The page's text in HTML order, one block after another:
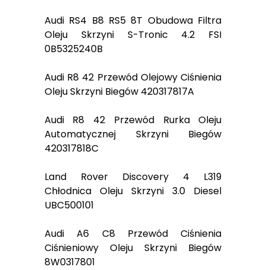
Audi RS4 B8 RS5 8T Obudowa Filtra
Oleju Skrzyni S-Tronic 4.2 FSI
0B5325240B
Audi R8 42 Przewód Olejowy Ciśnienia
Oleju Skrzyni Biegów 420317817A
Audi R8 42 Przewód Rurka Oleju
Automatycznej Skrzyni Biegów
420317818C
Land Rover Discovery 4 L319
Chłodnica Oleju Skrzyni 3.0 Diesel
UBC500101
Audi A6 C8 Przewód Ciśnienia
Ciśnieniowy Oleju Skrzyni Biegów
8W0317801